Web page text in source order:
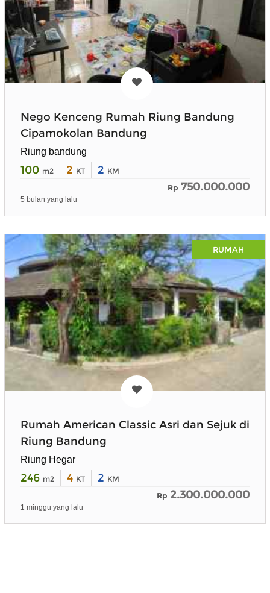
Nego Kenceng Rumah Riung Bandung
Cipamokolan Bandung
Riung bandung
100 m2 2 KT 2 KM
Rp 750.000.000
5 bulan yang lalu
RUMAH
Rumah American Classic Asri dan Sejuk di
Riung Bandung
Riung Hegar
246 m2 4 KT 2 KM
Rp 2.300.000.000
1 minggu yang lalu